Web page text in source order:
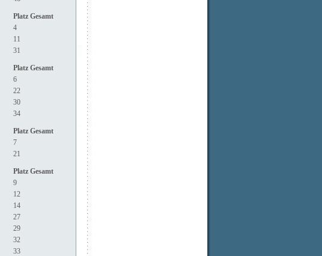
Platz Gesamt
4
11
31
Platz Gesamt
6
22
30
34
Platz Gesamt
7
21
Platz Gesamt
9
12
14
27
29
32
33